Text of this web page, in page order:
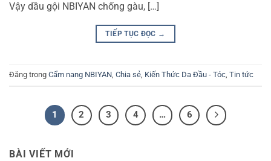
Vậy dầu gội NBIYAN chống gàu, […]
TIẾP TỤC ĐỌC →
Đăng trong Cẩm nang NBIYAN, Chia sẻ, Kiến Thức Da Đầu - Tóc, Tin tức
1 2 3 4 … 6
BÀI VIẾT MỚI